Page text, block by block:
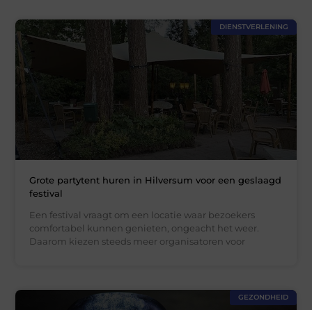
DIENSTVERLENING
Grote partytent huren in Hilversum voor een geslaagd
festival
Een festival vraagt om een locatie waar bezoekers
comfortabel kunnen genieten, ongeacht het weer.
Daarom kiezen steeds meer organisatoren voor
GEZONDHEID